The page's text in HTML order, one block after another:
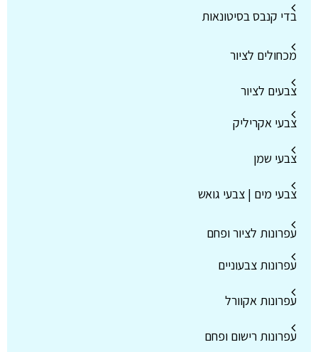
בדי קנבס בסיטונאות
מכחולים לציור
צבעים לציור
צבעי אקריליק
צבעי שמן
צבעי מים | צבעי גואש
עפרונות לציור ופחם
עפרונות צבעוניים
עפרונות אקוורל
עפרונות רישום ופחם